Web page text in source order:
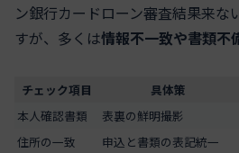
ン銀行カードローン審査結果来な
すが、多くは情報不一致や書類不
チェック項目 具体策
本人確認書類
表裏の鮮明撮影
住所の一致
申込と書類の表記統一